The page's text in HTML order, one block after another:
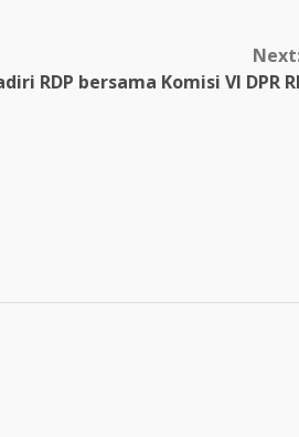
RDP bersama Komisi VI DPR